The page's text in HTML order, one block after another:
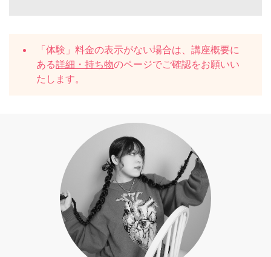
「体験」料金の表示がない場合は、講座概要に
ある詳細・持ち物のページでご確認をお願いい
たします。